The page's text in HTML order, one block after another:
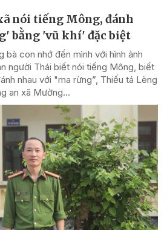
nói tiếng Mông, đánh
bằng 'vũ khí' đặc biệt
bà con nhớ đến mình với hình ảnh
người Thái biết nói tiếng Mông, biết
nhau với "ma rừng”, Thiếu tá Lèng
an xã Mường...